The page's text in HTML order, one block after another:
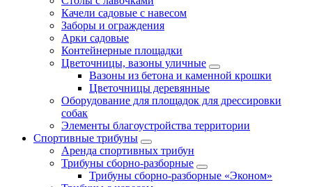
Качели садовые с навесом
Заборы и ограждения
Арки садовые
Контейнерные площадки
Цветочницы, вазоны уличные
Вазоны из бетона и каменной крошки
Цветочницы деревянные
Оборудование для площадок для дрессировки
собак
Элементы благоустройства территории
Спортивные трибуны
Аренда спортивных трибун
Трибуны сборно-разборные
Трибуны сборно-разборные «Эконом»